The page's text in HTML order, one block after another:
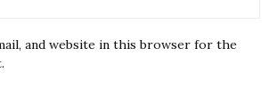
and website in this browser for the